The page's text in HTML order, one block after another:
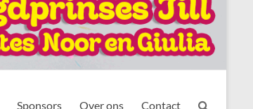
Sponsors Over ons Contact